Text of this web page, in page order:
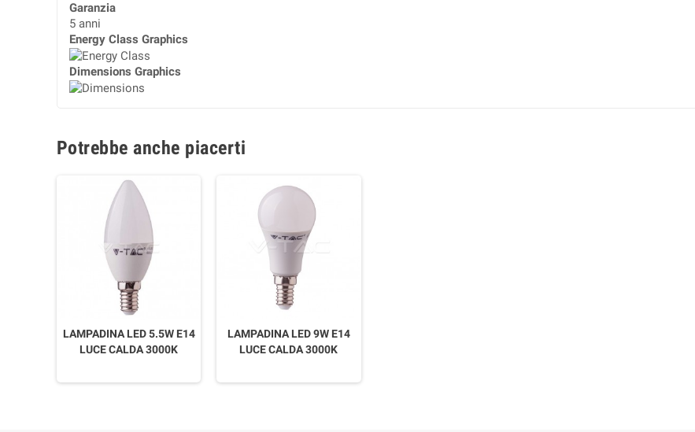
Garanzia
5 anni
Energy Class Graphics
Dimensions Graphics
Potrebbe anche piacerti
LAMPADINA LED 5.5W E14
LUCE CALDA 3000K
LAMPADINA LED 9W E14
LUCE CALDA 3000K